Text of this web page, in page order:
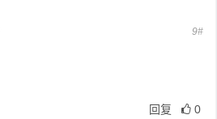
9#
回复 0